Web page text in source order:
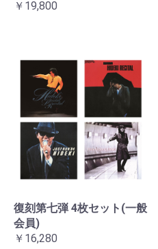
￥19,800
復刻第七弾 4枚セット(一般
会員)
￥16,280